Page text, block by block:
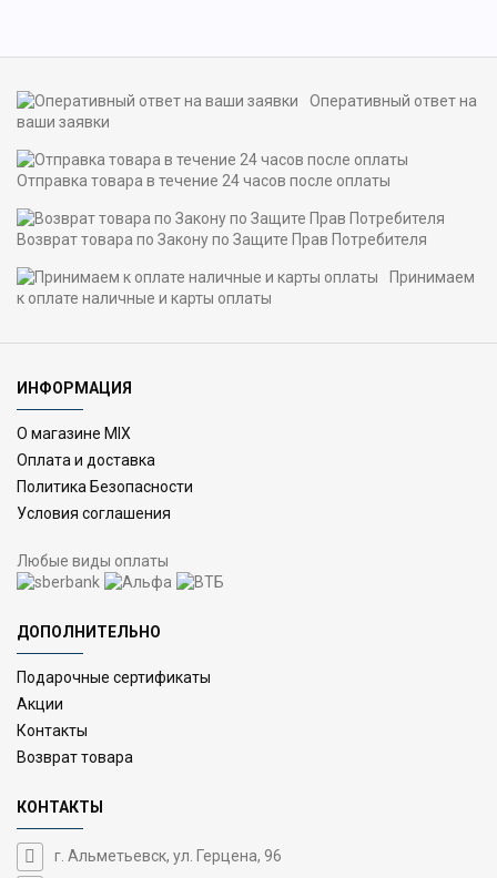
Оперативный ответ на
ваши заявки
Отправка товара в течение 24 часов после оплаты
Возврат товара по Закону по Защите Прав Потребителя
Принимаем
к оплате наличные и карты оплаты
ИНФОРМАЦИЯ
О магазине MIX
Оплата и доставка
Политика Безопасности
Условия соглашения
Любые виды оплаты
ДОПОЛНИТЕЛЬНО
Подарочные сертификаты
Акции
Контакты
Возврат товара
КОНТАКТЫ
г. Альметьевск, ул. Герцена, 96